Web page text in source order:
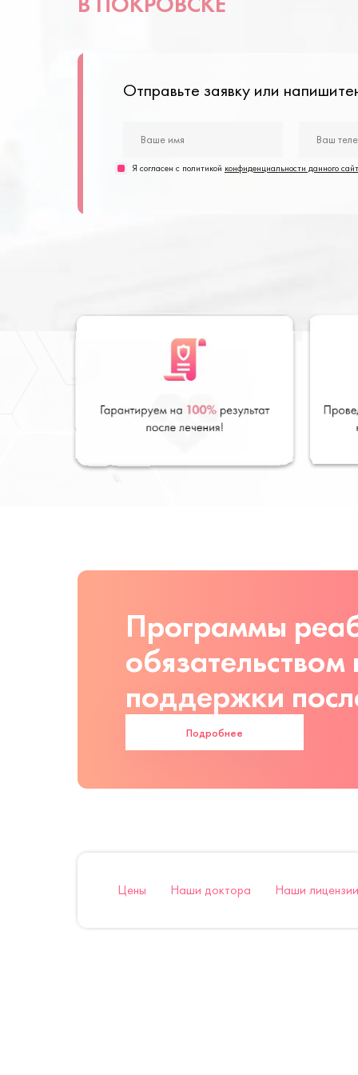
Отправьте заявку или
Я согласен с политикой конфиденциальности данного
Программы
поддержки
Подробнее
Цены Наши доктора Наши